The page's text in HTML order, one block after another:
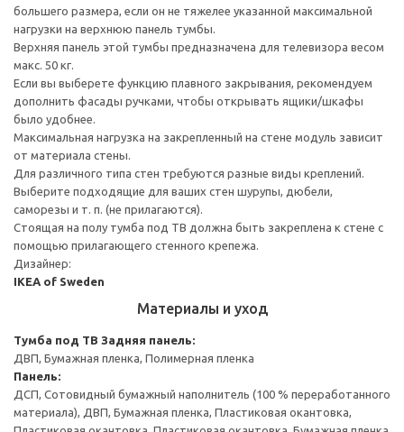
большего размера, если он не тяжелее указанной максимальной
нагрузки на верхнюю панель тумбы.
Верхняя панель этой тумбы предназначена для телевизора весом
макс. 50 кг.
Если вы выберете функцию плавного закрывания, рекомендуем
дополнить фасады ручками, чтобы открывать ящики/шкафы
было удобнее.
Максимальная нагрузка на закрепленный на стене модуль зависит
от материала стены.
Для различного типа стен требуются разные виды креплений.
Выберите подходящие для ваших стен шурупы, дюбели,
саморезы и т. п. (не прилагаются).
Стоящая на полу тумба под ТВ должна быть закреплена к стене с
помощью прилагающего стенного крепежа.
Дизайнер:
IKEA of Sweden
Материалы и уход
Тумба под ТВ Задняя панель:
ДВП, Бумажная пленка, Полимерная пленка
Панель:
ДСП, Сотовидный бумажный наполнитель (100 % переработанного
материала), ДВП, Бумажная пленка, Пластиковая окантовка,